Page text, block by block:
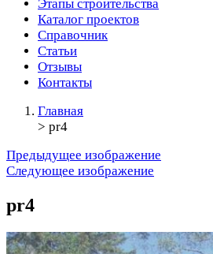
Этапы строительства
Каталог проектов
Справочник
Статьи
Отзывы
Контакты
Главная
> pr4
Предыдущее изображение
Следующее изображение
pr4